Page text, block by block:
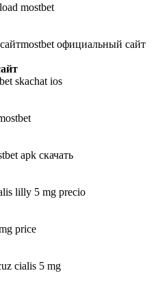
mostbet
mostbet официальный сайт
skachat ios
apk скачать
lilly 5 mg precio
price
cialis 5 mg